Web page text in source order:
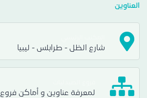
العناوين
شارع الظل - طرابلس - ليبيا
لمعرفة عناوين و أماكن فروع